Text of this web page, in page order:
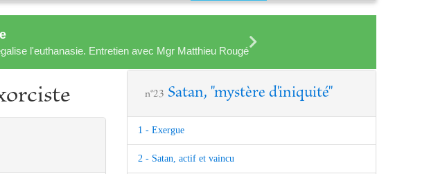
l'euthanasie. Entretien avec Mgr Matthieu Rougé
n°23 Satan, "mystère d'iniquité"
1 - Exergue
2 - Satan, actif et vaincu